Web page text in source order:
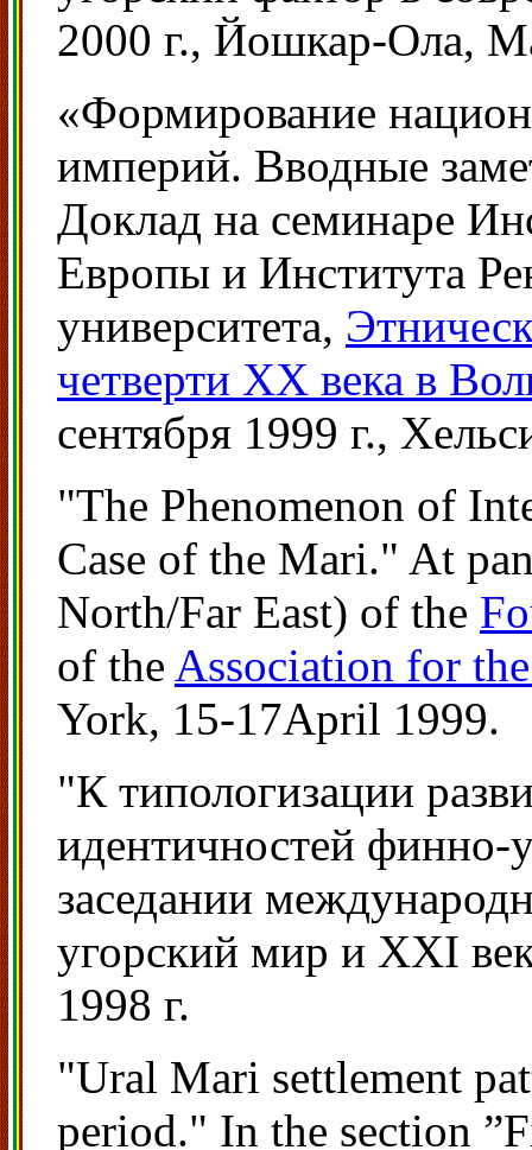
2000 г., Йошкар-Ола,
«Формирование
империй. Вводные
Доклад на семинаре
Европы и Института
университета,
четверти ХХ века в
сентября 1999 г.,
"The Phenomenon of
Case of the Mari." At
North/Far East) of the
of the Association for
York, 15-17April 1999.
"К типологизации
идентичностей финно-
заседании
угорский мир и ХХI
1998 г.
"Ural Mari settlement
period." In the section